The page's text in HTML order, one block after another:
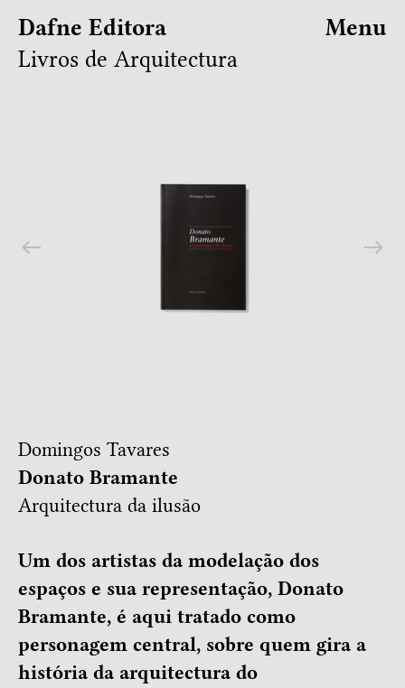
Dafne Editora
Livros de Arquitectura
Menu
Domingos Tavares
Donato Bramante
Arquitectura da ilusão
Um dos artistas da modelação dos
espaços e sua representação, Donato
Bramante, é aqui tratado como
personagem central, sobre quem gira a
história da arquitectura do